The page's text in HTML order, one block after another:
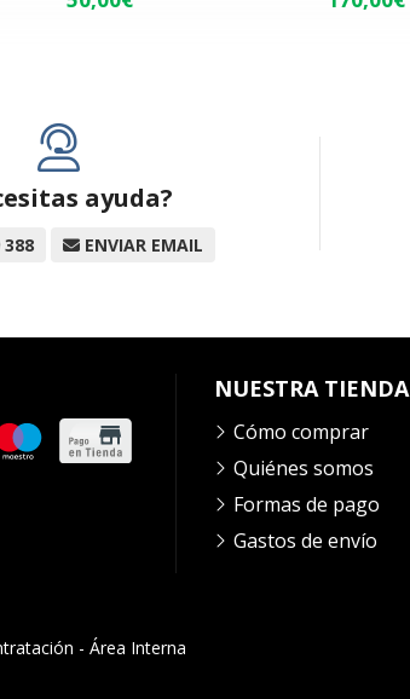
ayuda?
388 ENVIAR EMAIL
NUESTRA TIENDA
Cómo comprar
Quiénes somos
Formas de pago
Gastos de envío
- Área Interna